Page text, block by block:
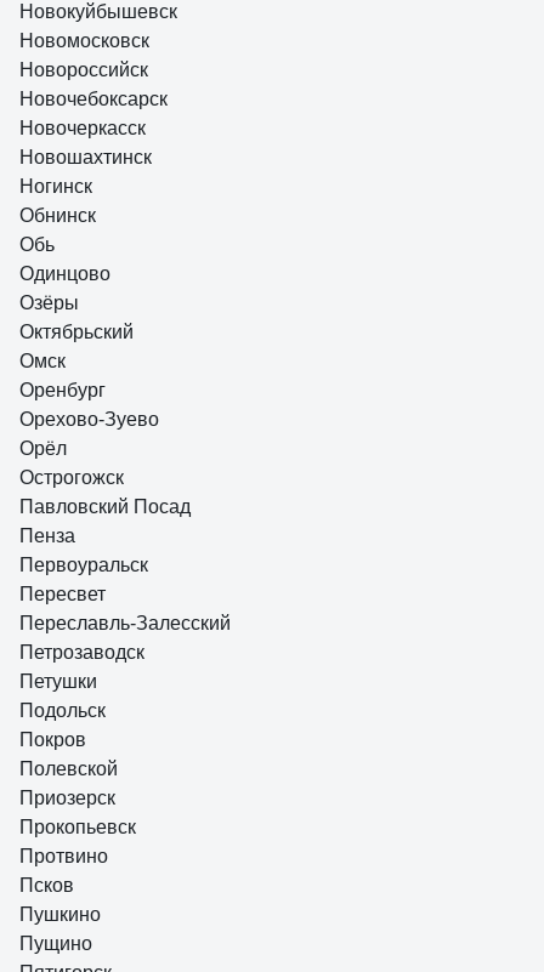
Новокуйбышевск
Новомосковск
Новороссийск
Новочебоксарск
Новочеркасск
Новошахтинск
Ногинск
Обнинск
Обь
Одинцово
Озёры
Октябрьский
Омск
Оренбург
Орехово-Зуево
Орёл
Острогожск
Павловский Посад
Пенза
Первоуральск
Пересвет
Переславль-Залесский
Петрозаводск
Петушки
Подольск
Покров
Полевской
Приозерск
Прокопьевск
Протвино
Псков
Пушкино
Пущино